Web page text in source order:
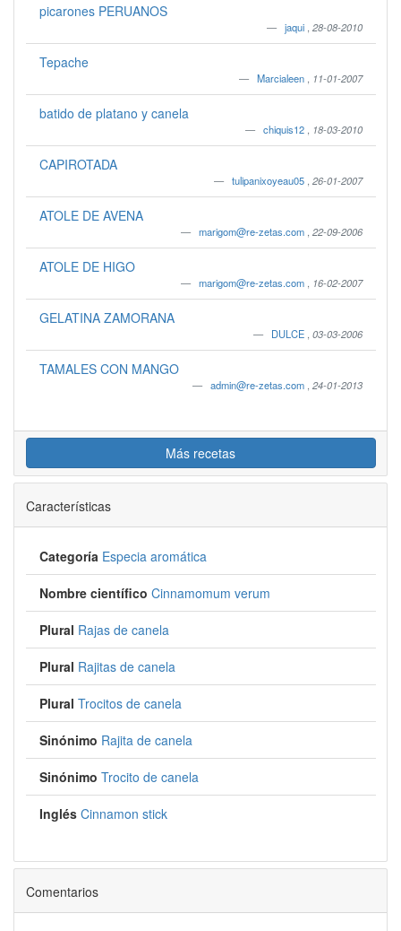
picarones PERUANOS
jaqui 28-08-2010
Tepache
Marcialeen 11-01-2007
batido de platano y canela
chiquis12 18-03-2010
CAPIROTADA
tulipanixoyeau05 26-01-2007
ATOLE DE AVENA
marigom@re-zetas.com 22-09-2006
ATOLE DE HIGO
marigom@re-zetas.com 16-02-2007
GELATINA ZAMORANA
DULCE 03-03-2006
TAMALES CON MANGO
admin@re-zetas.com 24-01-2013
Más recetas
Características
Categoría Especia aromática
Nombre científico Cinnamomum verum
Plural Rajas de canela
Plural Rajitas de canela
Plural Trocitos de canela
Sinónimo Rajita de canela
Sinónimo Trocito de canela
Inglés Cinnamon stick
Comentarios